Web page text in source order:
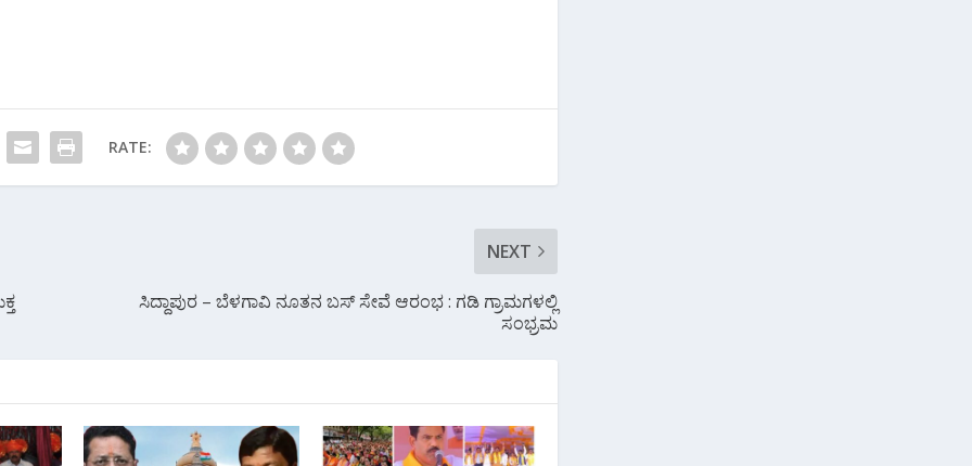
RATE:
NEXT
ಸಿದ್ದಾಪುರ – ಬೆಳಗಾವಿ ನೂತನ ಬಸ್ ಸೇವೆ ಆರಂಭ : ಗಡಿ ಗ್ರಾಮಗಳಲ್ಲಿ
ಸಂಭ್ರಮ